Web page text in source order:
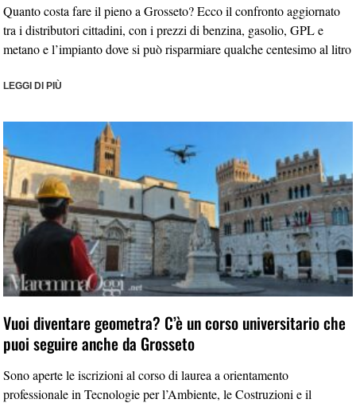
Quanto costa fare il pieno a Grosseto? Ecco il confronto aggiornato
tra i distributori cittadini, con i prezzi di benzina, gasolio, GPL e
metano e l’impianto dove si può risparmiare qualche centesimo al litro
LEGGI DI PIÙ
Vuoi diventare geometra? C’è un corso universitario che
puoi seguire anche da Grosseto
Sono aperte le iscrizioni al corso di laurea a orientamento
professionale in Tecnologie per l’Ambiente, le Costruzioni e il